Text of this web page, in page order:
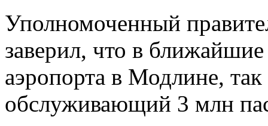
Уполномоченный
заверил, что в
аэропорта в Модлине, так
обслуживающий 3 млн